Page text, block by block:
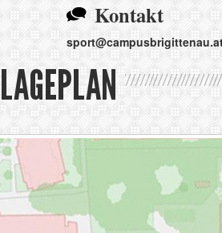
Kontakt
sport@
LAGEPLAN